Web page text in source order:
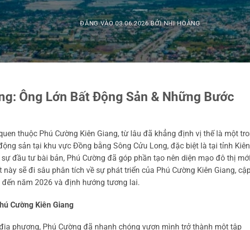
ĐĂNG VÀO03.06.2026 BỞINHI HOÀNG
Ông Lớn Bất Động Sản & Những Bước
thuộc Phú Cường Kiên Giang, từ lâu đã khẳng định vị thế là một
sản tại khu vực Đồng bằng Sông Cửu Long, đặc biệt là tại tỉnh Kiên
đầu tư bài bản, Phú Cường đã góp phần tạo nên diện mạo đô thị
sẽ đi sâu phân tích về sự phát triển của Phú Cường Kiên Giang,
năm 2026 và định hướng tương lai.
Cường Kiên Giang
phương, Phú Cường đã nhanh chóng vươn mình trở thành một tập